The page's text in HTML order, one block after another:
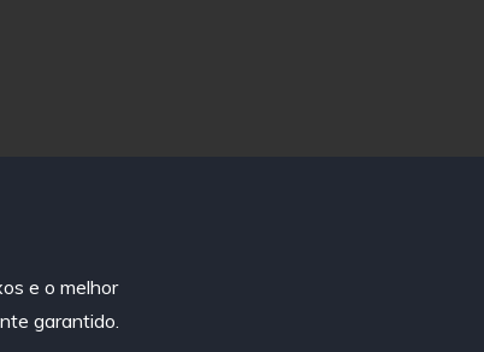
e o melhor
garantido.